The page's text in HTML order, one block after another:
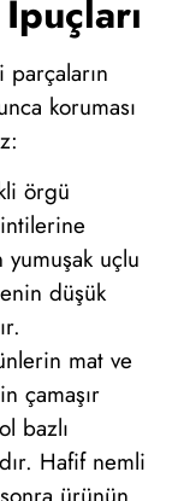
koruması
örgü
uçlu
düşük
mat ve
çamaşır
bazlı
Hafif nemli